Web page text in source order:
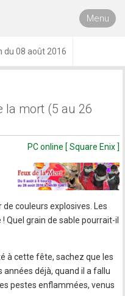
Menu
du 08 août 2016
la mort (5 au 26
PC online [ Square Enix ]
couleurs explosives. Les
Quel grain de sable pourrait-il
à cette fête, sachez que les
déjà, quand il a fallu
pestes enflammées, venus